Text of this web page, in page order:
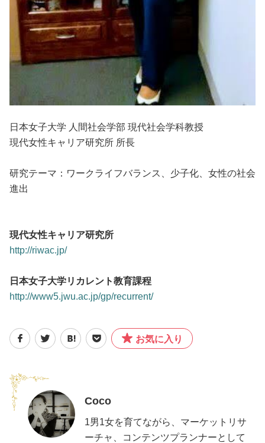
日本女子大学 人間社会学部 現代社会学科教授
現代女性キャリア研究所 所長
研究テーマ：ワークライフバランス、少子化、女性の社会
進出
現代女性キャリア研究所
http://riwac.jp/
日本女子大学リカレント教育課程
http://www5.jwu.ac.jp/gp/recurrent/
お気に入り
Coco
1男1女を育てながら、マーケットリサ
ーチャ、コンテンツプランナーとして